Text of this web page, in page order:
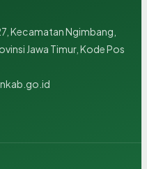
Kecamatan Ngimbang,
Jawa Timur, Kode Pos